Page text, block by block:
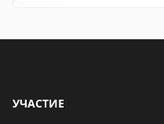
УЧАСТИЕ